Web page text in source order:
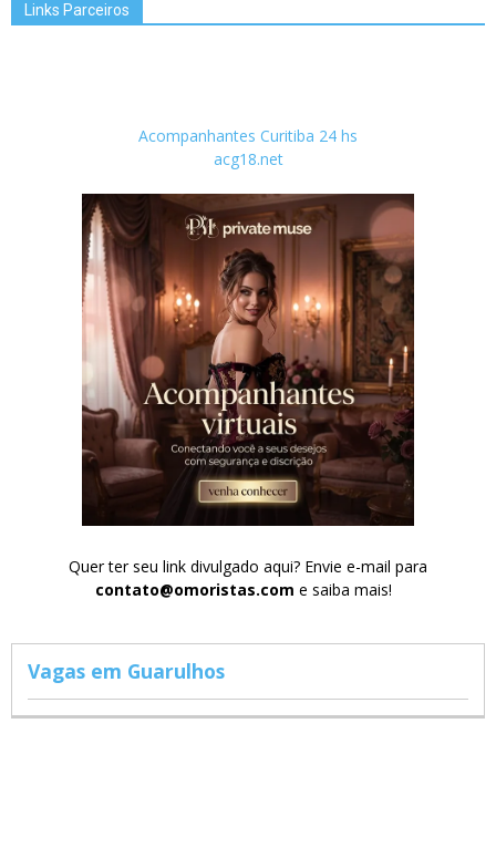
Links Parceiros
Acompanhantes Curitiba 24 hs
acg18.net
Quer ter seu link divulgado aqui? Envie e-mail para
contato@omoristas.com e saiba mais!
Vagas em Guarulhos